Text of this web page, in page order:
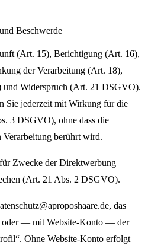
Beschwerde
(Art. 15), Berichtigung (Art. 16),
der Verarbeitung (Art. 18),
und Widerspruch (Art. 21 DSGVO).
Sie jederzeit mit Wirkung für die
3 DSGVO), ohne dass die
Verarbeitung berührt wird.
Zwecke der Direktwerbung
(Art. 21 Abs. 2 DSGVO).
das
oder — mit Website-Konto — der
Ohne Website-Konto erfolgt